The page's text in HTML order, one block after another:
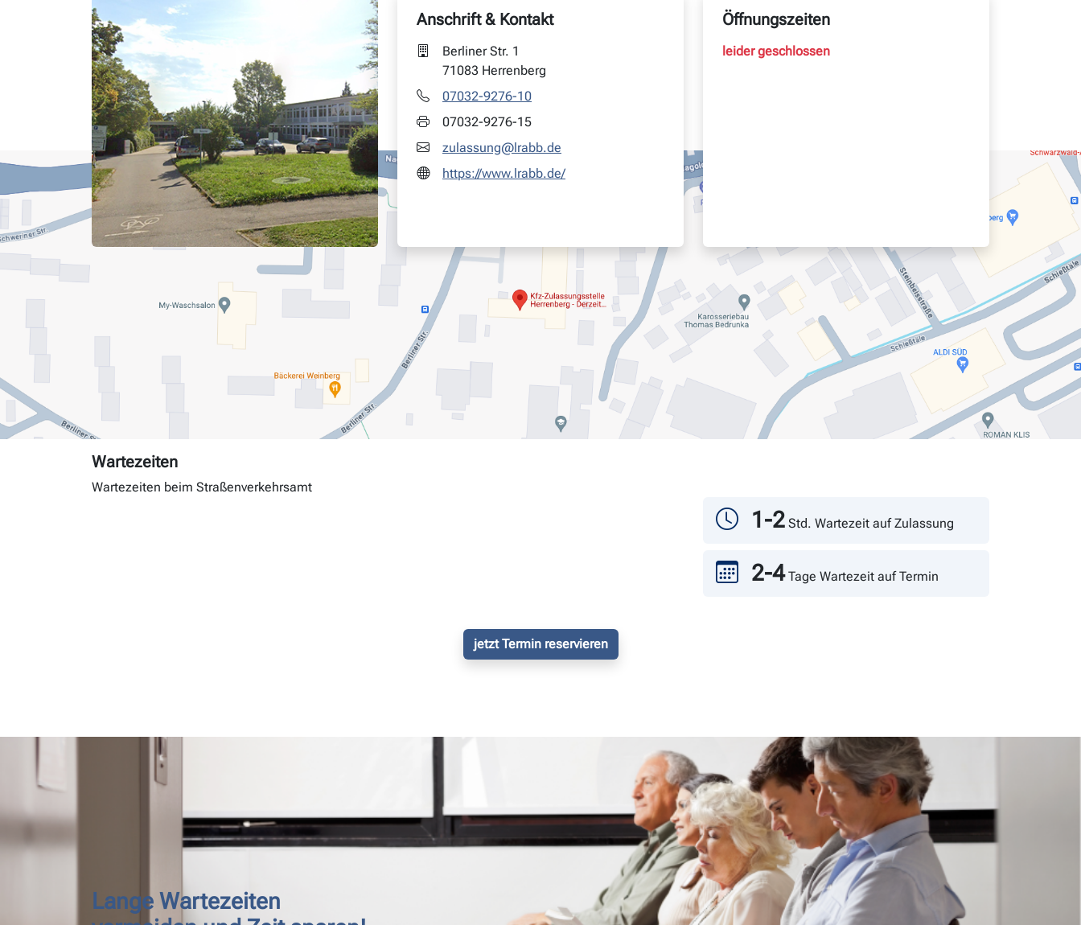
Anschrift & Kontakt
Berliner Str. 1
71083 Herrenberg
07032-9276-10
07032-9276-15
zulassung@lrabb.de
https://www.lrabb.de/
Öffnungszeiten
leider geschlossen
Wartezeiten
Wartezeiten beim Straßenverkehrsamt
1-2 Std. Wartezeit auf Zulassung
2-4 Tage Wartezeit auf Termin
jetzt Termin reservieren
Lange Wartezeiten